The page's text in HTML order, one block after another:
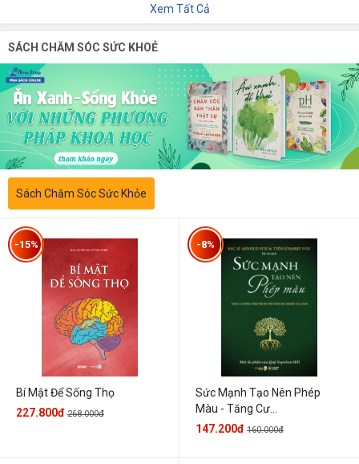
Xem Tất Cả
SÁCH CHĂM SÓC SỨC KHOẺ
Sách Chăm Sóc Sức Khỏe
Bí Mật Để Sống Thọ
-15%
227.800đ 268.000đ
Sức Mạnh Tạo Nên Phép
Màu - Tăng Cư...
-8%
147.200đ 160.000đ